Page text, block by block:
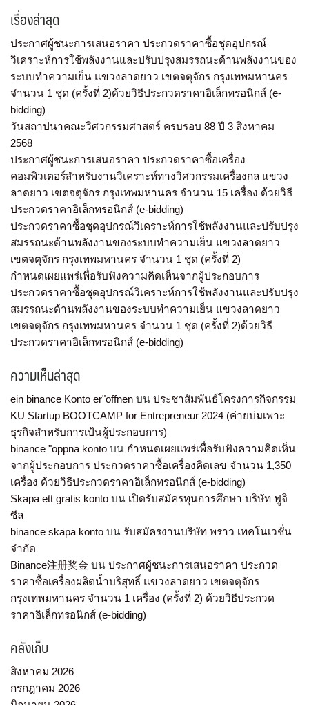
เรื่องล่าสุด
ประกาศผู้ชนะการเสนอราคา ประกวดราคาซื้อชุดอุปกรณ์
วิเคราะห์การใช้พลังงานและปรับปรุงสมรรถนะด้านพลังงานของ
ระบบทำความเย็น แขวงลาดยาว เขตจตุจักร กรุงเทพมหานคร
จำนวน 1 ชุด (ครั้งที่ 2)ด้วยวิธีประกวดราคาอิเล็กทรอนิกส์ (e-
bidding)
วันสถาปนาคณะวิศวกรรมศาสตร์ ครบรอบ 88 ปี 3 สิงหาคม
2568
ประกาศผู้ชนะการเสนอราคา ประกวดราคาซื้อเครื่อง
คอมพิวเตอร์สำหรับงานวิเคราะห์ทางวิศวกรรมเครื่องกล แขวง
ลาดยาว เขตจตุจักร กรุงเทพมหานคร จำนวน 15 เครื่อง ด้วยวิธี
ประกวดราคาอิเล็กทรอนิกส์ (e-bidding)
ประกวดราคาซื้อชุดอุปกรณ์วิเคราะห์การใช้พลังงานและปรับปรุง
สมรรถนะด้านพลังงานของระบบทำความเย็น แขวงลาดยาว
เขตจตุจักร กรุงเทพมหานคร จำนวน 1 ชุด (ครั้งที่ 2)
กำหนดเผยแพร่เพื่อรับฟังความคิดเห็นจากผู้ประกอบการ
ประกวดราคาซื้อชุดอุปกรณ์วิเคราะห์การใช้พลังงานและปรับปรุง
สมรรถนะด้านพลังงานของระบบทำความเย็น แขวงลาดยาว
เขตจตุจักร กรุงเทพมหานคร จำนวน 1 ชุด (ครั้งที่ 2)ด้วยวิธี
ประกวดราคาอิเล็กทรอนิกส์ (e-bidding)
ความเห็นล่าสุด
ein binance Konto er"offnen บน ประชาสัมพันธ์โครงการกิจกรรม
KU Startup BOOTCAMP for Entrepreneur 2024 (ค่ายบ่มเพาะ
ธุรกิจสำหรับการเป้นผู้ประกอบการ)
binance "oppna konto บน กำหนดเผยแพร่เพื่อรับฟังความคิดเห็น
จากผู้ประกอบการ ประกวดราคาซื้อเครื่องคิดเลข จำนวน 1,350
เครื่อง ด้วยวิธีประกวดราคาอิเล็กทรอนิกส์ (e-bidding)
Skapa ett gratis konto บน เปิดรับสมัครทุนการศึกษา บริษัท ฟูจิ
ซีล
binance skapa konto บน รับสมัครงานบริษัท พราว เทคโนเวชั่น
จำกัด
Binance注册奖金 บน ประกาศผู้ชนะการเสนอราคา ประกวด
ราคาซื้อเครื่องผลิตน้ำบริสุทธิ์ แขวงลาดยาว เขตจตุจักร
กรุงเทพมหานคร จำนวน 1 เครื่อง (ครั้งที่ 2) ด้วยวิธีประกวด
ราคาอิเล็กทรอนิกส์ (e-bidding)
คลังเก็บ
สิงหาคม 2026
กรกฎาคม 2026